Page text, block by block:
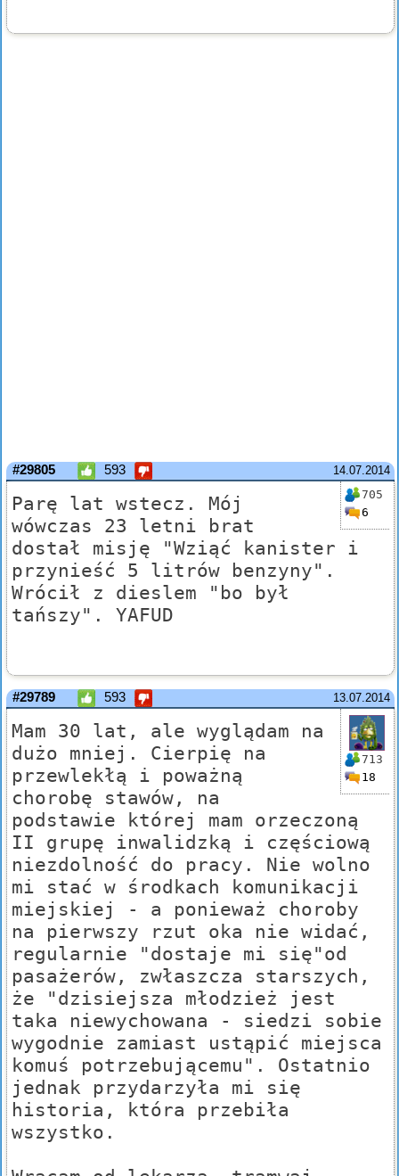
14.07.2014
#29805 593
705
6
Parę lat wstecz. Mój
wówczas 23 letni brat
dostał misję "Wziąć kanister i
przynieść 5 litrów benzyny".
Wrócił z dieslem "bo był
tańszy". YAFUD
13.07.2014
#29789 593
713
18
Mam 30 lat, ale wyglądam na
dużo mniej. Cierpię na
przewlekłą i poważną
chorobę stawów, na
podstawie której mam orzeczoną
II grupę inwalidzką i częściową
niezdolność do pracy. Nie wolno
mi stać w środkach komunikacji
miejskiej - a ponieważ choroby
na pierwszy rzut oka nie widać,
regularnie "dostaje mi się"od
pasażerów, zwłaszcza starszych,
że "dzisiejsza młodzież jest
taka niewychowana - siedzi sobie
wygodnie zamiast ustąpić miejsca
komuś potrzebującemu". Ostatnio
jednak przydarzyła mi się
historia, która przebiła
wszystko.